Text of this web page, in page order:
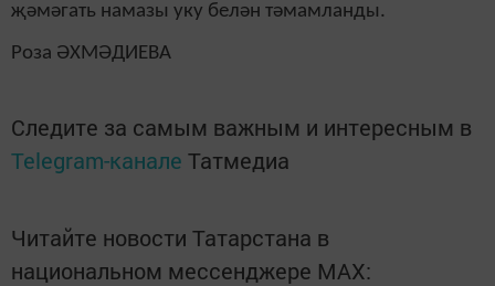
җәмәгать намазы уку белән тәмамланды.
Роза ӘХМӘДИЕВА
Следите за самым важным и интересным в
Telegram-канале Татмедиа
Читайте новости Татарстана в
национальном мессенджере MАХ: